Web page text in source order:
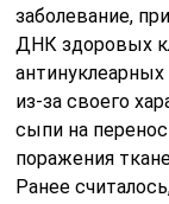
заболевание,
ДНК здоровых
антинуклеарных
из-за своего
сыпи на
поражения
Ранее